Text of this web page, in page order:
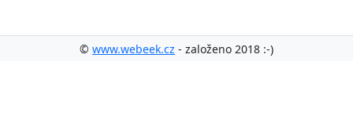
© www.webeek.cz - založeno 2018 :-)